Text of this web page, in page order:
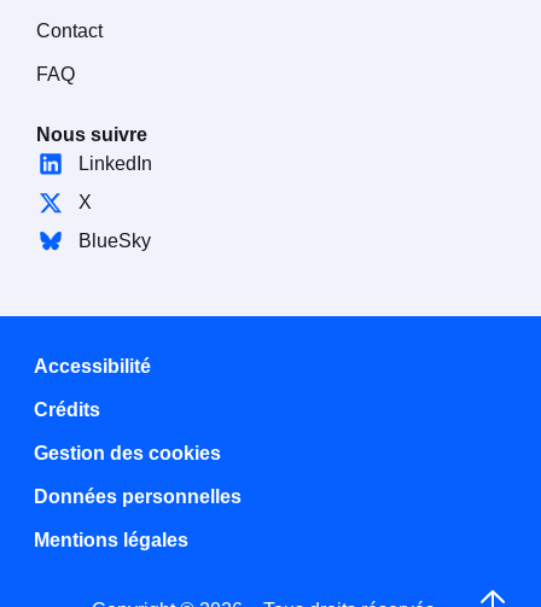
Contact
FAQ
Nous suivre
LinkedIn
X
BlueSky
Accessibilité
Crédits
Gestion des cookies
Données personnelles
Mentions légales